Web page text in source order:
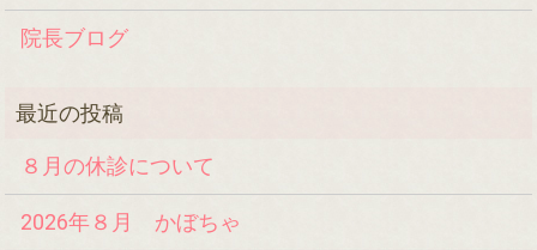
院長ブログ
８月の休診について
2026年８月 かぼちゃ